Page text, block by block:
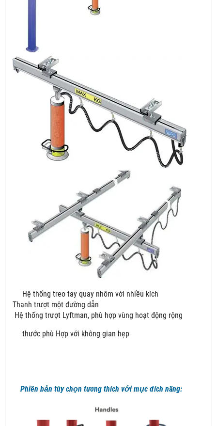
Hệ thống treo tay quay nhôm với nhiều kích
Thanh trượt một đường dẫn
Hệ thống trượt Lyftman, phù hợp vùng hoạt động rộng
thước phù Hợp với không gian hẹp
Phiên bản tùy chọn tương thích với mục đích nâng: